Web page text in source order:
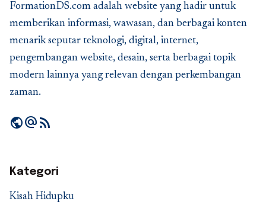
FormationDS.com adalah website yang hadir untuk
memberikan informasi, wawasan, dan berbagai konten
menarik seputar teknologi, digital, internet,
pengembangan website, desain, serta berbagai topik
modern lainnya yang relevan dengan perkembangan
zaman.
publicalternate_emailrss_feed
Kategori
Kisah Hidupku